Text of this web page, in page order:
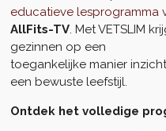
educatieve lesprogramma
AllFits-TV. Met VETSLIM
gezinnen op een
toegankelijke manier
een bewuste leefstijl.
Ontdek het volledige